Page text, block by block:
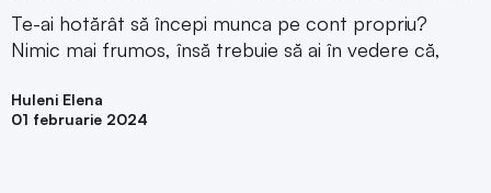
Te-ai hotărât să începi munca pe cont propriu?
Nimic mai frumos, însă trebuie să ai în vedere că,
Huleni Elena
01 februarie 2024